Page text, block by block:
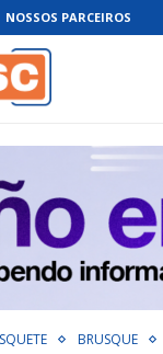
NOSSOS PARCEIROS
BRUSQUE